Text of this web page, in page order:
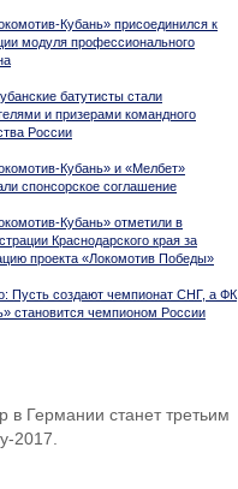
Кубань» присоединился к
модуля профессионального
батутисты стали
и призерами командного
России
Кубань» и «Мелбет»
спонсорское соглашение
Кубань» отметили в
Краснодарского края за
проекта «Локомотив Победы»
Пусть создают чемпионат СНГ, а ФК
становится чемпионом России
Германии станет третьим
2017.